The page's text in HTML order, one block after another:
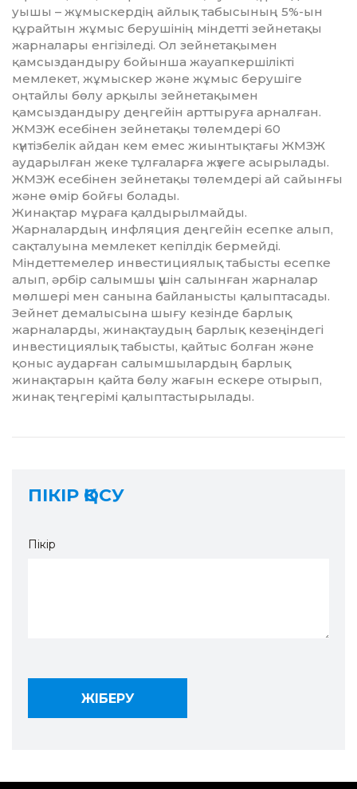
уышы – жұмыскердің айлық табысы­ның 5%-ын
құрайтын жұмыс беру­шінің міндетті зей­нетақы
жар­налары енгізіледі. Ол зей­не­та­қымен
қамсыздандыру бойын­ша жауапкершілікті
мемлекет, жұ­мыскер және жұмыс берушіге
оңтайлы бөлу арқылы зейнета­қы­мен
қамсыздандыру деңгейін арт­тыруға арналған.
ЖМЗЖ есебінен зейнетақы тө­лемдері 60
күнтізбелік айдан кем емес жиынтықтағы ЖМЗЖ
ау­дарылған жеке тұлғаларға жү­зеге асырылады.
ЖМЗЖ есебінен зейнетақы тө­лемдері ай сайынғы
және өмір бойғы болады.
Жинақтар мұраға қалдырыл­май­ды.
Жарналардың инфляция деңгейін есепке алып,
сақталуы­на мемлекет кепілдік бермейді.
Міндеттемелер инвестиция­лық табысты есепке
алып, әрбір са­лымшы үшін салынған жарна­лар
мөлшері мен санына байла­ныс­ты қалыптасады.
Зейнет демалысына шығу ке­зін­де барлық
жарналарды, жи­нақ­таудың барлық кезеңіндегі
ин­вестициялық табысты, қайтыс бол­ған және
қоныс аударған са­лым­шылардың барлық
жинақта­рын қайта бөлу жағын ескере отырып,
жинақ теңгерімі қалып­тастырылады.
ПІКІР ҚОСУ
Пікір